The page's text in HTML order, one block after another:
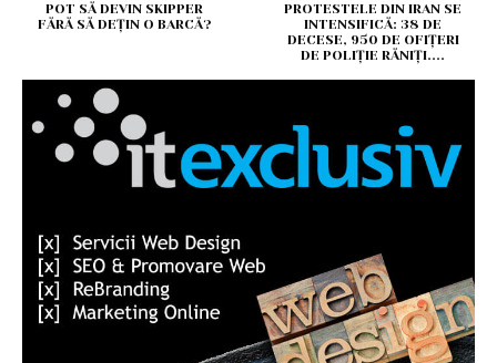
POT SĂ DEVIN SKIPPER
FĂRĂ SĂ DEȚIN O BARCĂ?
PROTESTELE DIN IRAN SE
INTENSIFICĂ: 38 DE
DECESE, 950 DE OFIȚERI
DE POLIȚIE RĂNIȚI....